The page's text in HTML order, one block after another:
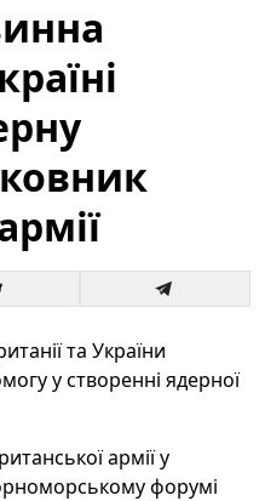
та України
у створенні ядерної
армії у
форумі